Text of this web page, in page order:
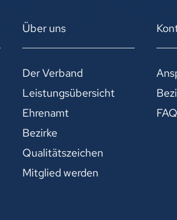
Über uns
Der Verband
Leistungsübersicht
Ehrenamt
Bezirke
Qualitätszeichen
Mitglied werden
FAQ